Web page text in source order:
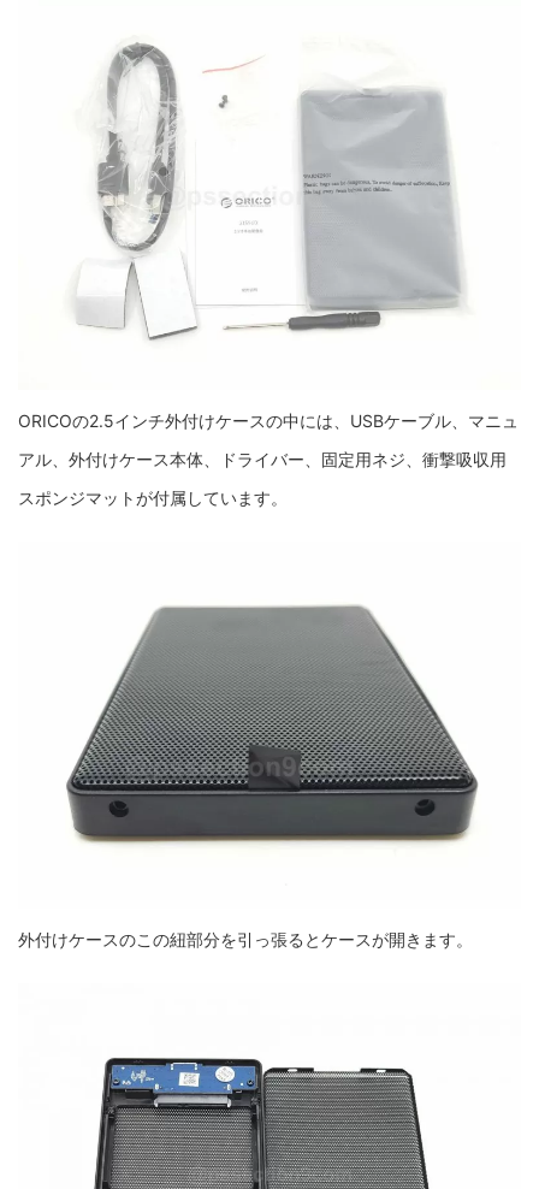
ORICOの2.5インチ外付けケースの中には、USBケーブル、マニュ
アル、外付けケース本体、ドライバー、固定用ネジ、衝撃吸収用
スポンジマットが付属しています。
外付けケースのこの紐部分を引っ張るとケースが開きます。